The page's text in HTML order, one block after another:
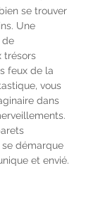
se trouver
Une
de
trésors
feux de la
vous
dans
se démarque
et envié.